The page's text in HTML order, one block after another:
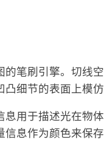
笔刷引擎。切线
细节的表面上模
用于描述光在物
息作为颜色来保存